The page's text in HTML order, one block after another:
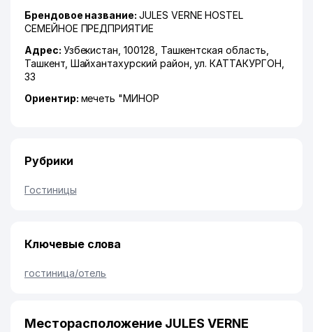
Брендовое название: JULES VERNE HOSTEL
СЕМЕЙНОЕ ПРЕДПРИЯТИЕ
Адрес: Узбекистан, 100128, Ташкентская область
Ташкент, Шайхантахурский район ,ул. КАТТАКУРГОН
33
Ориентир: мечеть "МИНОР
Рубрики
Гостиницы
Ключевые слова
гостиница/отель
Месторасположение JULES VERNE